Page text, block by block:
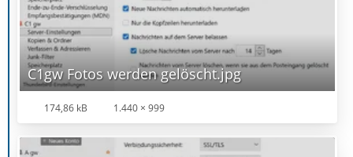
C1gw Fotos werden gelöscht.jpg
174,86 kB 1.440 × 999